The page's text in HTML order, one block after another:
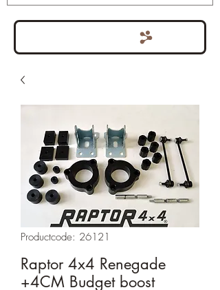
Productcode: 26121
Raptor 4x4 Renegade
+4CM Budget boost